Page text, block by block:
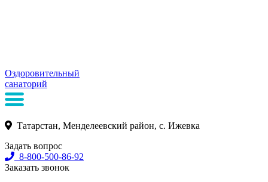
Оздоровительный
санаторий
Татарстан, Менделеевский район, с. Ижевка
Задать вопрос
8-800-500-86-92
Заказать звонок